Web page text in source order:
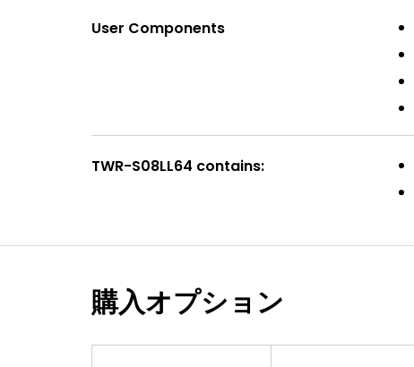
User Components
TWR-S08LL64 contains:
購入オプション